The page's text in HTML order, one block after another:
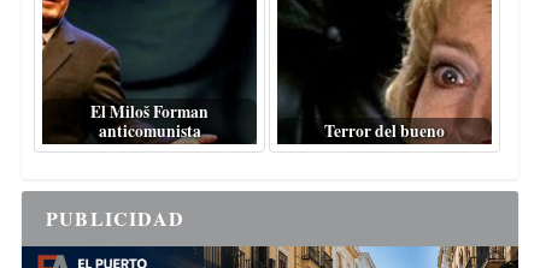
El Miloš Forman
anticomunista
Terror del bueno
PUBLICIDAD